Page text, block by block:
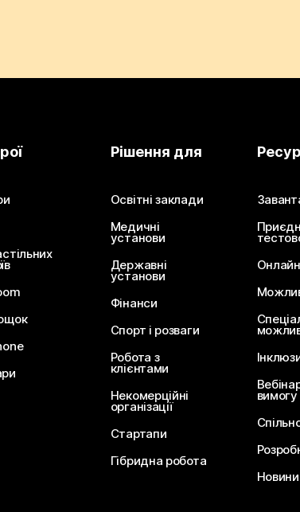
Рішення для
Освітні заклади
Медичні
установи
Державні
установи
Фінанси
Спорт і розваги
Робота з
клієнтами
Некомерційні
організації
Стартапи
Гібридна робота
вимогу
Новини